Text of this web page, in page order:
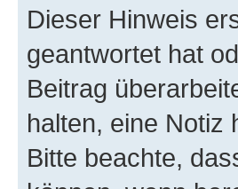
Dieser Hinweis
geantwortet hat
Beitrag
halten, eine Notiz
Bitte beachte,